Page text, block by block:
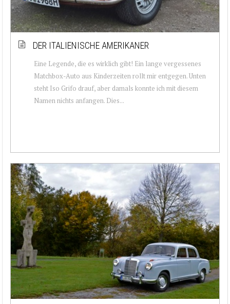
DER ITALIENISCHE AMERIKANER
Eine Legende, die es wirklich gibt! Ein lange vergessenes
Matchbox-Auto aus Kinderzeiten rollt mir entgegen. Unten
steht Iso Grifo drauf, aber damals konnte ich mit diesem
Namen nichts anfangen. Dies...